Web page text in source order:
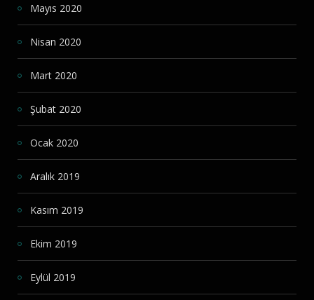
Mayıs 2020
Nisan 2020
Mart 2020
Şubat 2020
Ocak 2020
Aralık 2019
Kasım 2019
Ekim 2019
Eylül 2019